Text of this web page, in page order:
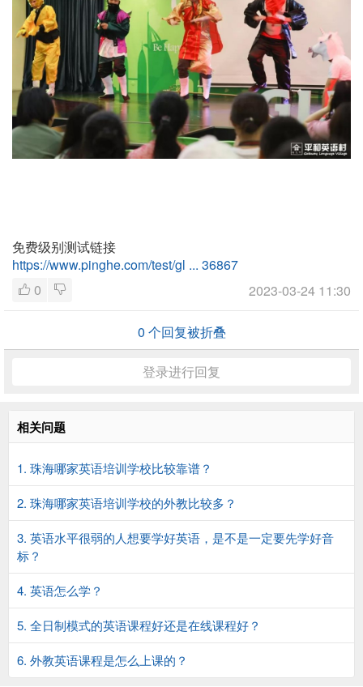
免费级别测试链接
https://www.pinghe.com/test/gl ... 36867
0
2023-03-24 11:30
0 个回复被折叠
登录进行回复
相关问题
1. 珠海哪家英语培训学校比较靠谱？
2. 珠海哪家英语培训学校的外教比较多？
3. 英语水平很弱的人想要学好英语，是不是一定要先学好音
标？
4. 英语怎么学？
5. 全日制模式的英语课程好还是在线课程好？
6. 外教英语课程是怎么上课的？